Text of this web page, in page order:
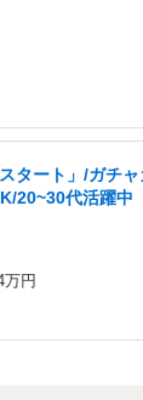
タート」/ガチ
20~30代活躍中
万円